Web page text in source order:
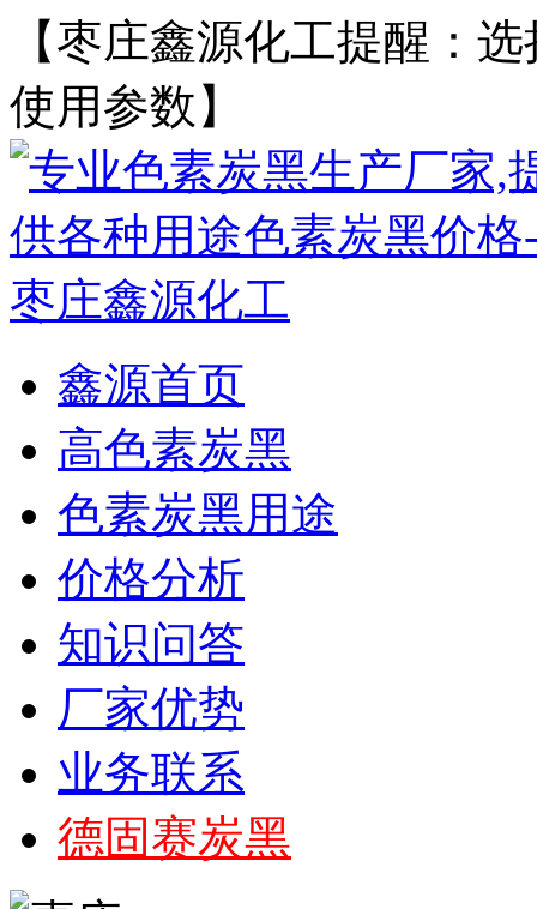
【枣庄鑫源化工提醒：
使用参数】
鑫源首页
高色素炭黑
色素炭黑用途
价格分析
知识问答
厂家优势
业务联系
德固赛炭黑